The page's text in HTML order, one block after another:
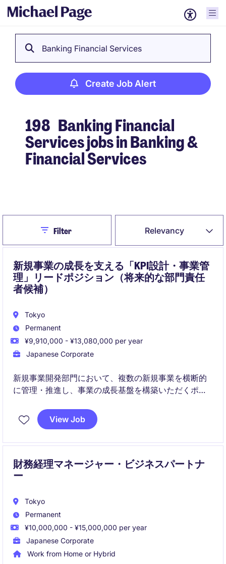
Banking Financial Services
Create Job Alert
198 Banking Financial
Services jobs in Banking &
Financial Services
Relevancy
CloseFilter
新規事業の成長を支える「KPI設計・事業管
理」リードポジション（将来的な部門責任
者候補）
Tokyo
Permanent
¥9,910,000 - ¥13,080,000 per year
Japanese Corporate
新規事業開発部門において、複数の新規事業を横断的
に管理・推進し、事業の成長基盤を構築いただくポジ
て、KPI設計・進捗管理・リスク可視化を通じて、事業
化の加速と意思決定の質向上に貢献いただきます。
View Job
財務経理マネージャー・ビジネスパートナ
ー
Tokyo
Permanent
¥10,000,000 - ¥15,000,000 per year
Japanese Corporate
Work from Home or Hybrid